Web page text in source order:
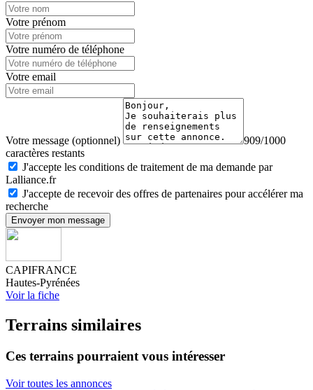
Votre prénom
Votre numéro de téléphone
Votre email
Votre message (optionnel)
909/1000
caractères restants
J'accepte les conditions de traitement de ma demande par
Lalliance.fr
J'accepte de recevoir des offres de partenaires pour accélérer ma
recherche
Envoyer mon message
CAPIFRANCE
Hautes-Pyrénées
Voir la fiche
Terrains similaires
Ces terrains pourraient vous intéresser
Voir toutes les annonces